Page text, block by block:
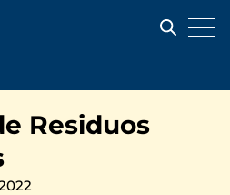
Residuos